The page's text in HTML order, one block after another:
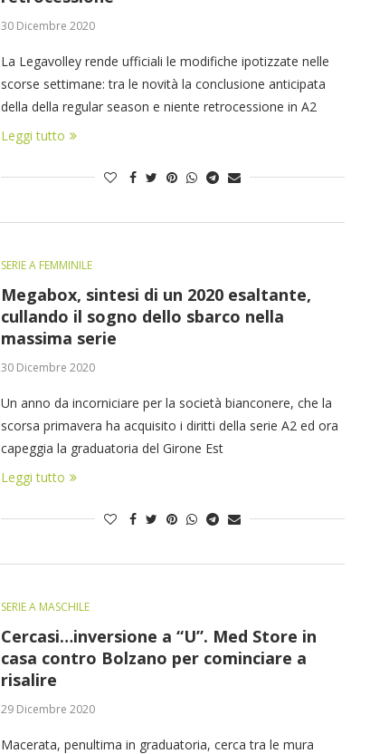
30 Dicembre 2020
La Legavolley rende ufficiali le modifiche ipotizzate nelle
scorse settimane: tra le novità la conclusione anticipata
della della regular season e niente retrocessione in A2
Leggi tutto
SERIE A FEMMINILE
Megabox, sintesi di un 2020 esaltante,
cullando il sogno dello sbarco nella
massima serie
30 Dicembre 2020
Un anno da incorniciare per la società bianconere, che la
scorsa primavera ha acquisito i diritti della serie A2 ed ora
capeggia la graduatoria del Girone Est
Leggi tutto
SERIE A MASCHILE
Cercasi…inversione a “U”. Med Store in
casa contro Bolzano per cominciare a
risalire
29 Dicembre 2020
Macerata, penultima in graduatoria, cerca tra le mura